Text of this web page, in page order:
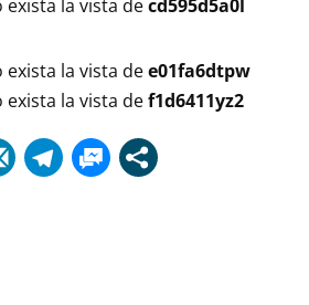
la vista decd595d5a0l
la vista dee01fa6dtpw
la vista def1d6411yz2